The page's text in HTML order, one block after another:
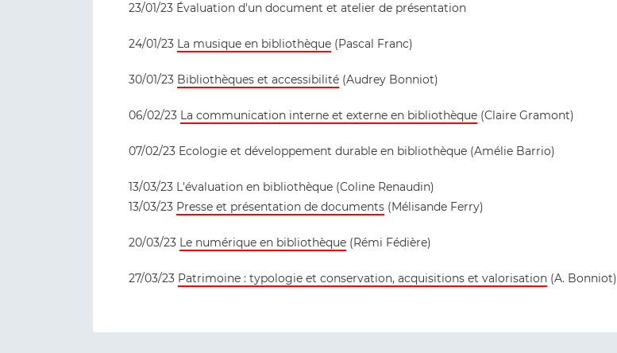
23/01/23 Évaluation d'un document et atelier de présentation
24/01/23 La musique en bibliothèque (Pascal Franc)
30/01/23 Bibliothèques et accessibilité (Audrey Bonniot)
06/02/23 La communication interne et externe en bibliothèque (Claire Gramont)
07/02/23 Ecologie et développement durable en bibliothèque (Amélie Barrio)
13/03/23 L'évaluation en bibliothèque (Coline Renaudin)
13/03/23 Presse et présentation de documents (Mélisande Ferry)
20/03/23 Le numérique en bibliothèque (Rémi Fédière)
27/03/23 Patrimoine : typologie et conservation, acquisitions et valorisation (A. Bonniot)